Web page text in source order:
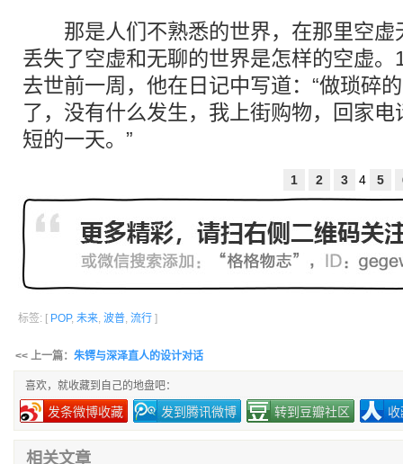
那是人们不熟悉的世界，在那里空虚
丢失了空虚和无聊的世界是怎样的空虚
去世前一周，他在日记中写道：“做琐碎
了，没有什么发生，我上街购物，回家
短的一天。”
1 2 3 4 5
标签: [ POP, 未来, 波普, 流行 ]
<< 上一篇： 朱锷与深泽直人的设计对话
喜欢，就收藏到自己的地盘吧：
发条微博收藏 发到腾讯微博 转到豆瓣社区
相关文章